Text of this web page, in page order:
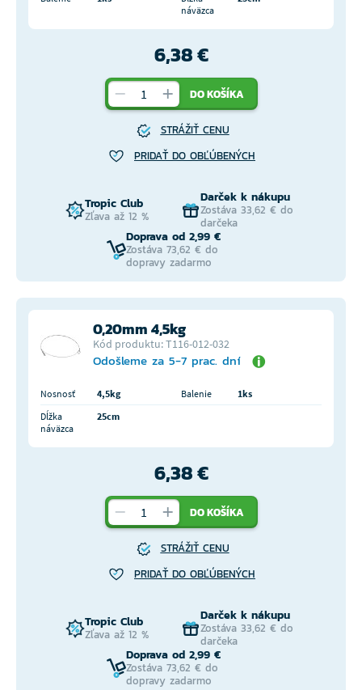
náväzca
6,38 €
DO KOŠÍKA
STRÁŽIŤ CENU
PRIDAŤ DO OBĽÚBENÝCH
Tropic Club
Zľava až 12 %
Darček k nákupu
Zostáva 33,62 € do
darčeka
Doprava od 2,99 €
Zostáva 73,62 € do
dopravy zadarmo
0,20mm 4,5kg
Kód produktu: T116-012-032
Odošleme za 5-7 prac. dní
Nosnosť 4,5kg Balenie
1ks
Dĺžka
náväzca
25cm
6,38 €
DO KOŠÍKA
STRÁŽIŤ CENU
PRIDAŤ DO OBĽÚBENÝCH
Tropic Club
Zľava až 12 %
Darček k nákupu
Zostáva 33,62 € do
darčeka
Doprava od 2,99 €
Zostáva 73,62 € do
dopravy zadarmo